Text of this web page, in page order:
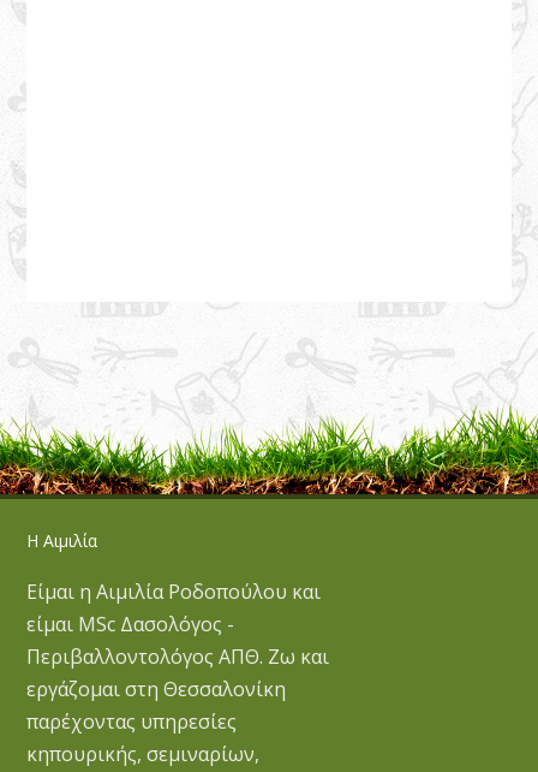
Η Αιμιλία
Είμαι η Αιμιλία Ροδοπούλου και
είμαι MSc Δασολόγος -
Περιβαλλοντολόγος ΑΠΘ. Ζω και
εργάζομαι στη Θεσσαλονίκη
παρέχοντας υπηρεσίες
κηπουρικής, σεμιναρίων,